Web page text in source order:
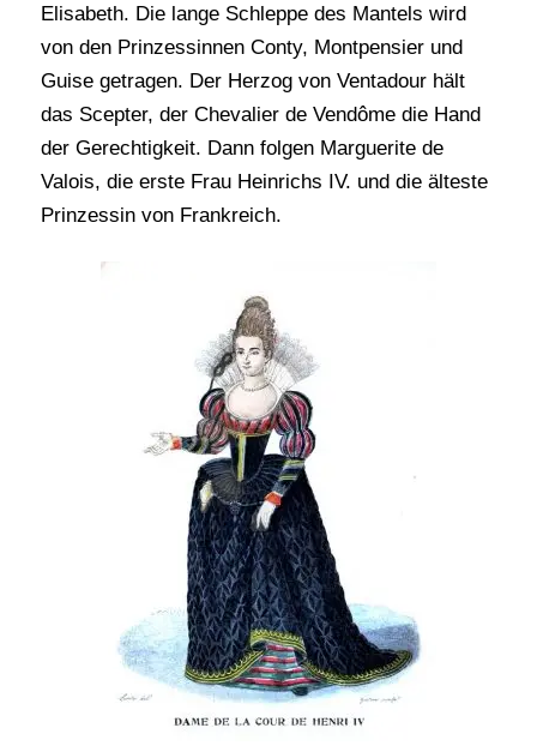
Elisabeth. Die lange Schleppe des Mantels wird
von den Prinzessinnen Conty, Montpensier und
Guise getragen. Der Herzog von Ventadour hält
das Scepter, der Chevalier de Vendôme die Hand
der Gerechtigkeit. Dann folgen Marguerite de
Valois, die erste Frau Heinrichs IV. und die älteste
Prinzessin von Frankreich.